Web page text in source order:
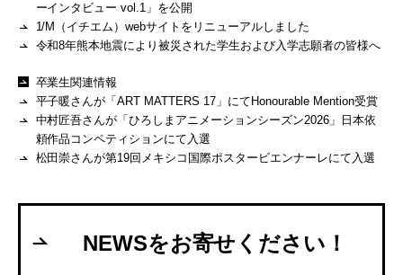
ーインタビュー vol.1」を公開
1/M（イチエム）webサイトをリニューアルしました
令和8年熊本地震により被災された学生および入学志願者の皆様へ
卒業生関連情報
平子暖さんが「ART MATTERS 17」にてHonourable Mention受賞
中村匠吾さんが「ひろしまアニメーションシーズン2026」日本依
頼作品コンペティションにて入選
松田崇さんが第19回メキシコ国際ポスタービエンナーレにて入選
NEWSをお寄せください！